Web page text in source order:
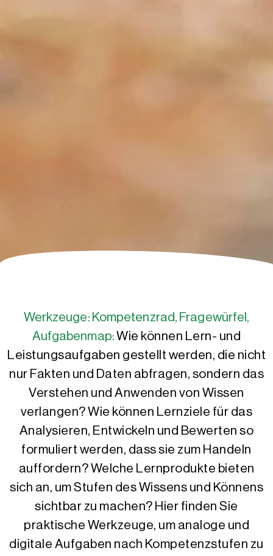
Werkzeuge: Kompetenzrad, Fragewürfel,
Aufgabenmap: Wie können Lern- und
Leistungsaufgaben gestellt werden, die nicht
nur Fakten und Daten abfragen, sondern das
Verstehen und Anwenden von Wissen
verlangen? Wie können Lernziele für das
Analysieren, Entwickeln und Bewerten so
formuliert werden, dass sie zum Handeln
auffordern? Welche Lernprodukte bieten
sich an, um Stufen des Wissens und Könnens
sichtbar zu machen? Hier finden Sie
praktische Werkzeuge, um analoge und
digitale Aufgaben nach Kompetenzstufen zu